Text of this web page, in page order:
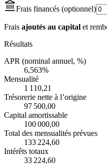
Frais financés (optionnel)
Frais ajoutés au capital et
Résultats
APR (nominal annuel, %)
6,563%
Mensualité
1 110,21
Trésorerie nette à l’origine
97 500,00
Capital amortissable
100 000,00
Total des mensualités prévues
133 224,60
Intérêts totaux
33 224,60